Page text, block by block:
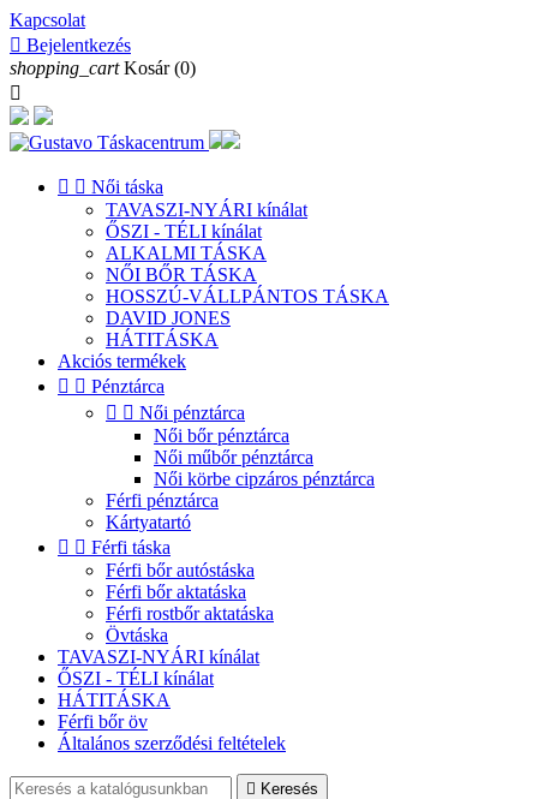
Kapcsolat
 Bejelentkezés
shopping_cart Kosár (0)

  Női táska
TAVASZI-NYÁRI kínálat
ŐSZI - TÉLI kínálat
ALKALMI TÁSKA
NŐI BŐR TÁSKA
HOSSZÚ-VÁLLPÁNTOS TÁSKA
DAVID JONES
HÁTITÁSKA
Akciós termékek
  Pénztárca
  Női pénztárca
Női bőr pénztárca
Női műbőr pénztárca
Női körbe cipzáros pénztárca
Férfi pénztárca
Kártyatartó
  Férfi táska
Férfi bőr autóstáska
Férfi bőr aktatáska
Férfi rostbőr aktatáska
Övtáska
TAVASZI-NYÁRI kínálat
ŐSZI - TÉLI kínálat
HÁTITÁSKA
Férfi bőr öv
Általános szerződési feltételek
 Keresés